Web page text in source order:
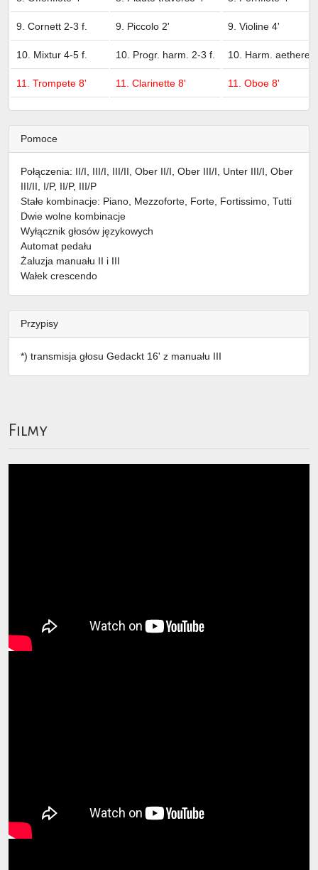
9. Cornett 2-3 f. 9. Piccolo 2' 9. Violine 4'
10. Mixtur 4-5 f. 10. Progr. harm. 2-3 f. 10. Harm. aetherea
11. Trompete 8' 11. Clarinette 8' 11. Oboe 8'
Pomoce
Połączenia: II/I, III/I, III/II, Ober II/I, Ober III/I, Unter III/I, Ober
III/II, I/P, II/P, III/P
Stałe kombinacje: Piano, Mezzoforte, Forte, Fortissimo, Tutti
Dwie wolne kombinacje
Wyłącznik głosów językowych
Automat pedału
Żaluzja manuału II i III
Wałek crescendo
Przypisy
*) transmisja głosu Gedackt 16' z manuału III
Filmy